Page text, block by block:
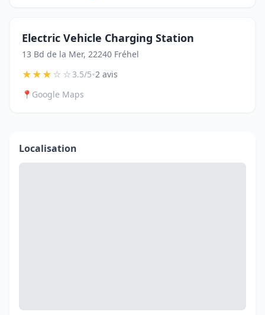
Electric Vehicle Charging Station
13 Bd de la Mer, 22240 Fréhel
★★★☆☆3.5/5•2 avis
📍 Google Maps
Localisation